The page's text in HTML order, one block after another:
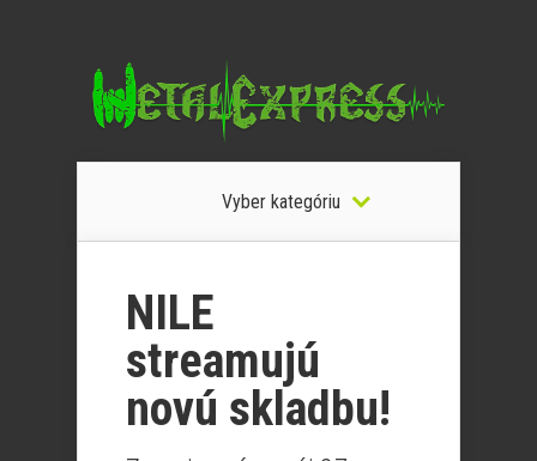
Vyber kategóriu
NILE
streamujú
novú skladbu!